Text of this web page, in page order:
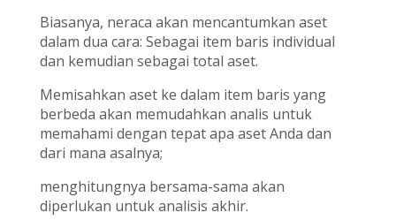
Biasanya, neraca akan mencantumkan aset
dalam dua cara: Sebagai item baris individual
dan kemudian sebagai total aset.
Memisahkan aset ke dalam item baris yang
berbeda akan memudahkan analis untuk
memahami dengan tepat apa aset Anda dan
dari mana asalnya;
menghitungnya bersama-sama akan
diperlukan untuk analisis akhir.